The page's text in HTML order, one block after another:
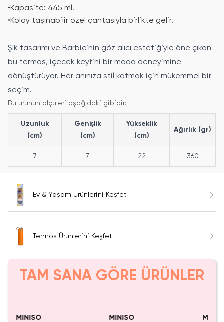
•Kapasite: 445 ml.
•Kolay taşınabilir özel çantasıyla birlikte gelir.
Şık tasarımı ve Barbie’nin göz alıcı estetiğiyle öne çıkan
bu termos, içecek keyfini bir moda deneyimine
dönüştürüyor. Her anınıza stil katmak için mükemmel bir
seçim.
Bu ürünün ölçüleri aşağıdaki gibidir:
Uzunluk
(cm)
Genişlik
(cm)
Yükseklik
(cm)
Ağırlık (gr)
7 7 22 360
Ev & Yaşam Ürünlerini Keşfet
Termos Ürünlerini Keşfet
TAM SANA GÖRE ÜRÜNLER
MINISO MINISO